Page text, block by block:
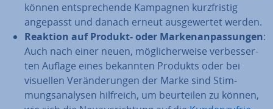
können ent­spre­chen­de Kampagnen kurz­fris­tig
angepasst und danach erneut aus­ge­wer­tet werden.
Reaktion auf Produkt- oder Mar­ken­an­pas­sun­gen:
Auch nach einer neuen, mög­li­cher­wei­se ver­bes­ser­
ten Auflage eines bekannten Produkts oder bei
visuellen Ver­än­de­run­gen der Marke sind Stim­
mungs­ana­ly­sen hilfreich, um be­ur­tei­len zu können,